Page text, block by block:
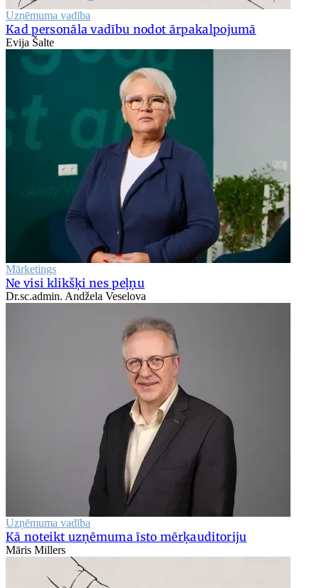
Uzņēmuma vadība
Kad personāla vadību nodot ārpakalpojumā
Evija Šalte
Mārketings
Ne visi klikšķi nes peļņu
Dr.sc.admin. Andžela Veselova
Uzņēmuma vadība
Kā noteikt uzņēmuma īsto mērķauditoriju
Māris Millers